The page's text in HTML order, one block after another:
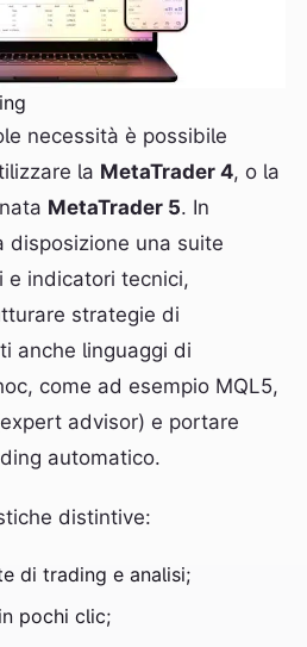
necessità è possibile
la MetaTrader 4, o la
MetaTrader 5. In
disposizione una suite
e indicatori tecnici,
strategie di
anche linguaggi di
come ad esempio MQL5,
advisor) e portare
automatico.
distintive:
di trading e analisi;
pochi clic;